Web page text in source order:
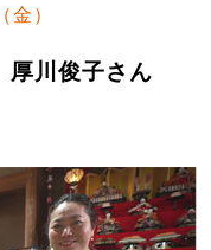
）
川俊子さん